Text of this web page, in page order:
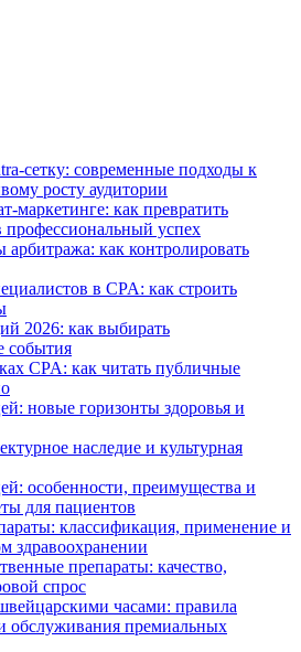
сетку: современные подходы к
росту аудитории
маркетинге: как превратить
профессиональный успех
как контролировать
в CPA: как строить
2026: как выбирать
события
CPA: как читать публичные
новые горизонты здоровья и
наследие и культурная
особенности, преимущества и
для пациентов
классификация, применение и
здравоохранении
препараты: качество,
спрос
часами: правила
обслуживания премиальных